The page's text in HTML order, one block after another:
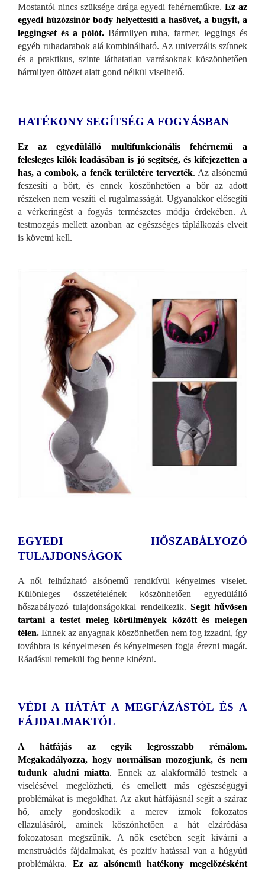
Mostantól nincs szüksége drága egyedi fehérneműkre.Ez az
egyedi húzózsinór body helyettesíti a hasövet, a bugyit, a
leggingset és a pólót.Bármilyen ruha, farmer, leggings és
egyéb ruhadarabok alá kombinálható. Az univerzális színnek
és a praktikus, szinte láthatatlan varrásoknak köszönhetően
bármilyen öltözet alatt gond nélkül viselhető.
HATÉKONY SEGÍTSÉG A FOGYÁSBAN
Ez az egyedülálló multifunkcionális fehérnemű a
felesleges kilók leadásában is jó segítség, és kifejezetten a
has, a combok, a fenék területére tervezték. Az alsónemű
feszesíti a bőrt, és ennek köszönhetően a bőr az adott
részeken nem veszíti el rugalmasságát. Ugyanakkor elősegíti
a vérkeringést a fogyás természetes módja érdekében. A
testmozgás mellett azonban az egészséges táplálkozás elveit
is követni kell.
EGYEDI HŐSZABÁLYOZÓ
TULAJDONSÁGOK
A női felhúzható alsónemű rendkívül kényelmes viselet.
Különleges összetételének köszönhetően egyedülálló
hőszabályozó tulajdonságokkal rendelkezik. Segít hűvösen
tartani a testet meleg körülmények között és melegen
télen. Ennek az anyagnak köszönhetően nem fog izzadni, így
továbbra is kényelmesen és kényelmesen fogja érezni magát.
Ráadásul remekül fog benne kinézni.
VÉDI A HÁTÁT A MEGFÁZÁSTÓL ÉS A
FÁJDALMAKTÓL
A hátfájás az egyik legrosszabb rémálom.
Megakadályozza, hogy normálisan mozogjunk, és nem
tudunk aludni miatta. Ennek az alakformáló testnek a
viselésével megelőzheti, és emellett más egészségügyi
problémákat is megoldhat. Az akut hátfájásnál segít a száraz
hő, amely gondoskodik a merev izmok fokozatos
ellazulásáról, aminek köszönhetően a hát elzáródása
fokozatosan megszűnik. A nők esetében segít kivárni a
menstruációs fájdalmakat, és pozitív hatással van a húgyúti
problémákra. Ez az alsónemű hatékony megelőzésként